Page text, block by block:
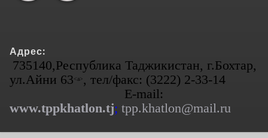
Адрес:
735140,Республика Таджикистан, г.Бохтар,
ул.Айни 63<а>, тел/факс: (3222) 2-33-14
E-mail:
www.tppkhatlon.tj; tpp.khatlon@mail.ru